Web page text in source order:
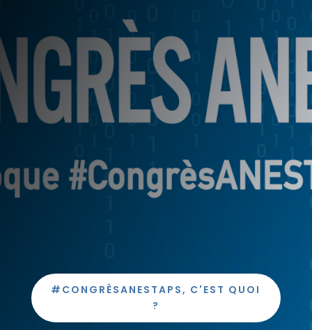
#CONGRÈSANESTAPS, C'EST QUOI
?